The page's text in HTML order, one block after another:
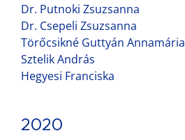
Dr. Putnoki Zsuzsanna
Dr. Csepeli Zsuzsanna
Törőcsikné Guttyán Annamária
Sztelik András
Hegyesi Franciska
2020